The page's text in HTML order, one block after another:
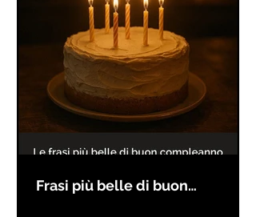
Frasi più belle di buon